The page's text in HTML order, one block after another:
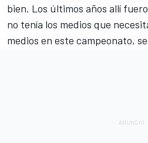
bien. Los últimos años allí
no tenía los medios que
medios en este campeonato,